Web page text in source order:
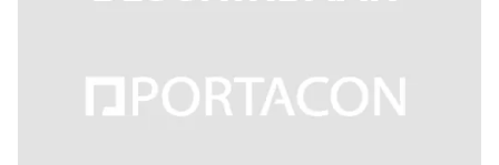
Offerte aanvragen
Wanneer een offerte aanvragen?